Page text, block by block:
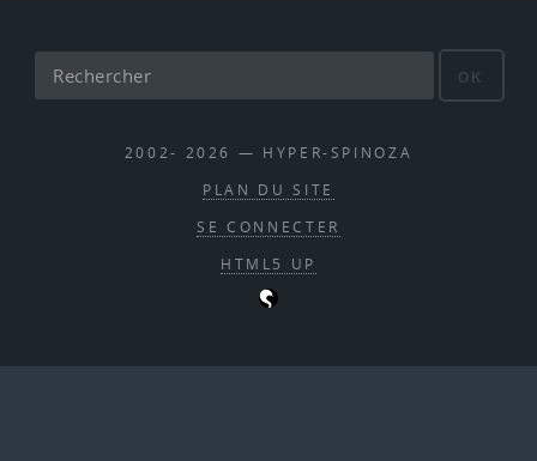
OK
2002- 2026 — HYPER-SPINOZA
PLAN DU SITE
SE CONNECTER
HTML5 UP